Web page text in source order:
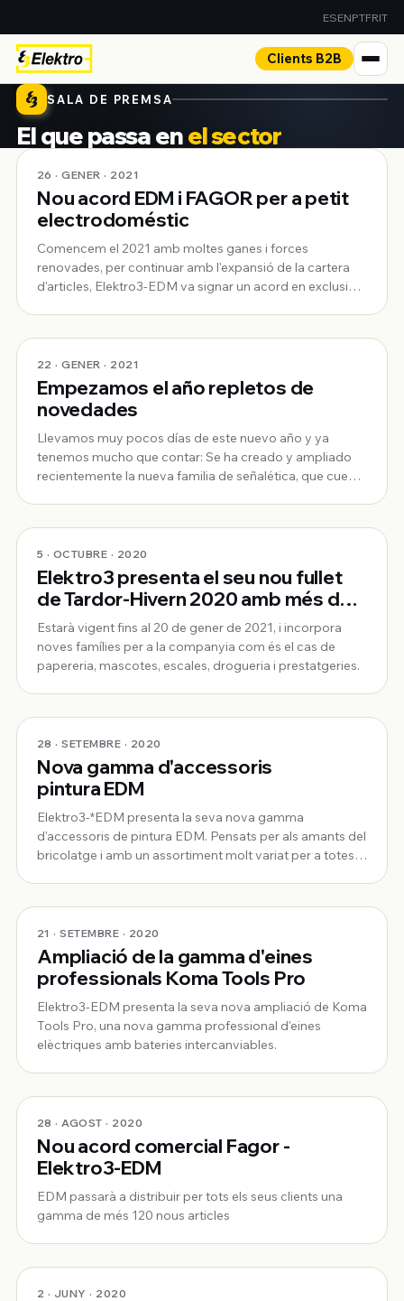
ESENPTFRIT
Clients B2B
SALA DE PREMSA
El que passa enel sector
El que passa en <em>el sector</em>
26 · GENER · 2021
Nou acord EDM i FAGOR per a petit
electrodoméstic
Comencem el 2021 amb moltes ganes i forces
renovades, per continuar amb l'expansió de la cartera
d'articles, Elektro3-EDM va signar un acord en exclusiva
referències noves incloent planxes sense
22 · GENER · 2021
Empezamos el año repletos de
novedades
Llevamos muy pocos días de este nuevo año y ya
tenemos mucho que contar: Se ha creado y ampliado
recientemente la nueva familia de señalética, que cuenta
inicialmente con un centenar de productos q
5 · OCTUBRE · 2020
Elektro3 presenta el seu nou fullet
de Tardor-Hivern 2020 amb més de
1.100 productes
Estarà vigent fins al 20 de gener de 2021, i incorpora
noves famílies per a la companyia com és el cas de
papereria, mascotes, escales, drogueria i prestatgeries.
28 · SETEMBRE · 2020
Nova gamma d'accessoris
pintura EDM
Elektro3-*EDM presenta la seva nova gamma
d'accessoris de pintura EDM. Pensats per als amants del
bricolatge i amb un assortiment molt variat per a totes
21 · SETEMBRE · 2020
Ampliació de la gamma d'eines
professionals Koma Tools Pro
Elektro3-EDM presenta la seva nova ampliació de Koma
Tools Pro, una nova gamma professional d'eines
elèctriques amb bateries intercanviables.
28 · AGOST · 2020
Nou acord comercial Fagor -
Elektro3-EDM
EDM passarà a distribuir per tots els seus clients una
gamma de més 120 nous articles
2 · JUNY · 2020